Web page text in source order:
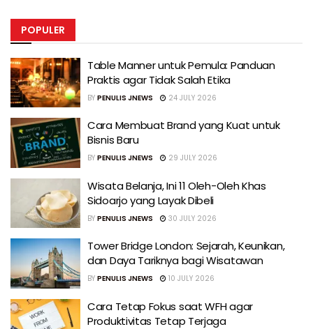
POPULER
Table Manner untuk Pemula: Panduan
Praktis agar Tidak Salah Etika
BY PENULIS JNEWS 24 JULY 2026
Cara Membuat Brand yang Kuat untuk
Bisnis Baru
BY PENULIS JNEWS 29 JULY 2026
Wisata Belanja, Ini 11 Oleh-Oleh Khas
Sidoarjo yang Layak Dibeli
BY PENULIS JNEWS 30 JULY 2026
Tower Bridge London: Sejarah, Keunikan,
dan Daya Tariknya bagi Wisatawan
BY PENULIS JNEWS 10 JULY 2026
Cara Tetap Fokus saat WFH agar
Produktivitas Tetap Terjaga